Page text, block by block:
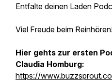
Entfalte deinen Laden
Viel Freude beim
Hier gehts zur ersten
Claudia Homburg:
https://